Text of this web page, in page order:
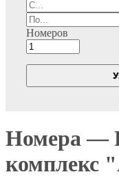
Номеров
Номера —
комплекс